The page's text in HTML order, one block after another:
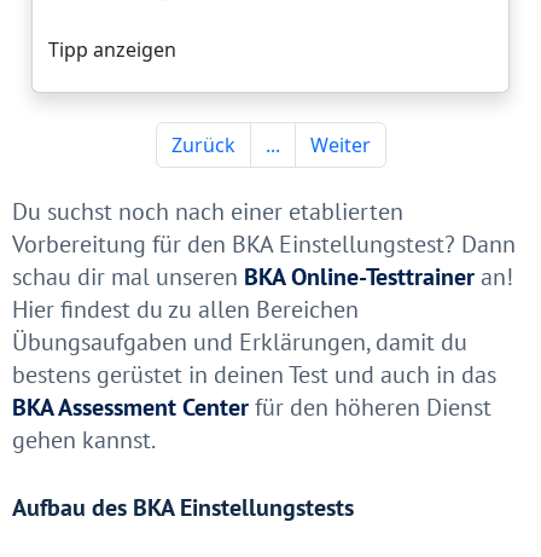
Du suchst noch nach einer etablierten
Vorbereitung für den BKA Einstellungstest? Dann
schau dir mal unseren BKA Online-Testtraineran!
Hier findest du zu allen Bereichen
Übungsaufgaben und Erklärungen, damit du
bestens gerüstet in deinen Test und auch in das
BKA Assessment Centerfür den höheren Dienst
gehen kannst.
Aufbau des BKA Einstellungstests